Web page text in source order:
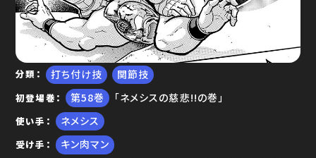
分類 打ち付け技 関節技
初登場巻 58 「ネメシスの慈悲!!の巻」
使い手 ネメシス
受け手
キン肉マン